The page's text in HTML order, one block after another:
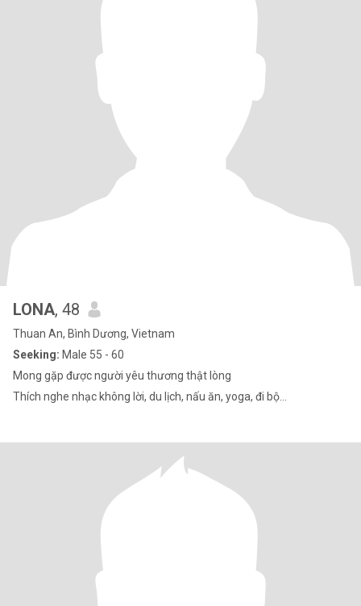
LONA, 48
Thuan An, Bình Dương, Vietnam
Seeking: Male 55 - 60
Mong gặp được người yêu thương thật lòng
Thích nghe nhạc không lời, du lịch, nấu ăn, yoga, đi bộ...